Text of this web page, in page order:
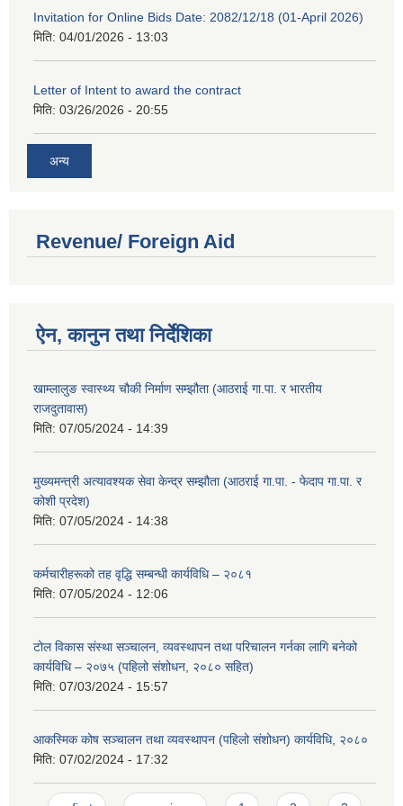
Invitation for Online Bids Date: 2082/12/18 (01-April 2026)
मिति: 04/01/2026 - 13:03
Letter of Intent to award the contract
मिति: 03/26/2026 - 20:55
अन्य
Revenue/ Foreign Aid
ऐन, कानुन तथा निर्देशिका
खाम्लालुङ स्वास्थ्य चौकी निर्माण सम्झौता (आठराई गा.पा. र भारतीय
राजदुतावास)
मिति: 07/05/2024 - 14:39
मुख्यमन्त्री अत्यावश्यक सेवा केन्द्र सम्झौता (आठराई गा.पा. - फेदाप गा.पा. र
कोशी प्रदेश)
मिति: 07/05/2024 - 14:38
कर्मचारीहरूको तह वृद्धि सम्बन्धी कार्यविधि – २०८१
मिति: 07/05/2024 - 12:06
टोल विकास संस्था सञ्चालन, व्यवस्थापन तथा परिचालन गर्नका लागि बनेको
कार्यविधि – २०७५ (पहिलो संशोधन, २०८० सहित)
मिति: 07/03/2024 - 15:57
आकस्मिक कोष सञ्चालन तथा व्यवस्थापन (पहिलो संशोधन) कार्यविधि, २०८०
मिति: 07/02/2024 - 17:32